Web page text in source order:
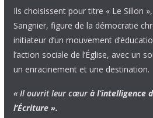
Ils choisissent pour titre « Le Sillon
Sangnier, figure de la démocratie
initiateur d’un mouvement
l’action sociale de l’Église, avec un
un enracinement et une destination.
« Il ouvrit leur cœur à l’intelligence
l’Écriture ».